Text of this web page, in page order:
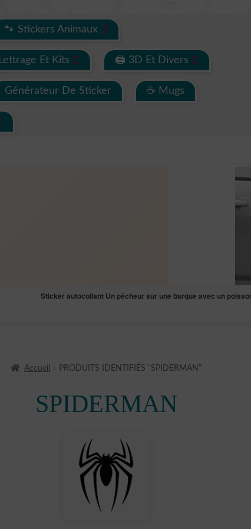
🐾 Stickers Animaux
Lettrage Et Kits 🖨 3D Et Divers
Générateur De Sticker ☕ Mugs
Sticker autocollant Un pêcheur sur une barque avec un
Accueil PRODUITS IDENTIFIÉS “SPIDERMAN”
SPIDERMAN